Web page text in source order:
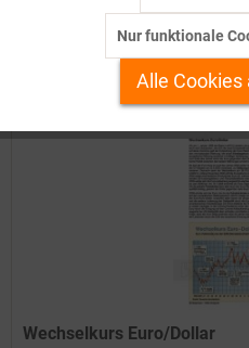
Auf Ihren Merkzettel setzen
Wechselkurs Euro/Dollar
Personalisierung
Service
Nur funktionale
Alle